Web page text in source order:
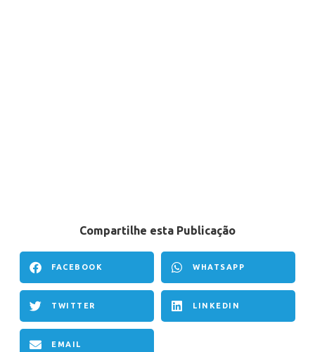
Compartilhe esta Publicação
FACEBOOK WHATSAPP
TWITTER LINKEDIN
EMAIL